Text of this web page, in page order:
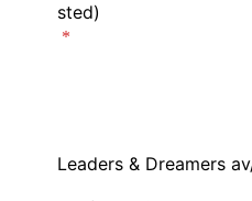
sted)
Leaders & Dreamers